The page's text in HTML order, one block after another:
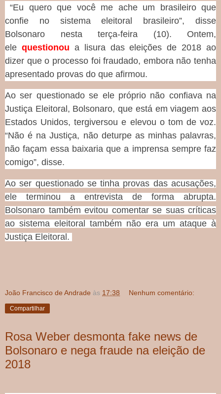
“Eu quero que você me ache um brasileiro que
confie no sistema eleitoral brasileiro”, disse
Bolsonaro nesta terça-feira (10). Ontem,
ele questionou a lisura das eleições de 2018 ao
dizer que o processo foi fraudado, embora não tenha
apresentado provas do que afirmou.
Ao ser questionado se ele próprio não confiava na
Justiça Eleitoral, Bolsonaro, que está em viagem aos
Estados Unidos, tergiversou e elevou o tom de voz.
“Não é na Justiça, não deturpe as minhas palavras,
não façam essa baixaria que a imprensa sempre faz
comigo”, disse.
Ao ser questionado se tinha provas das acusações,
ele terminou a entrevista de forma abrupta.
Bolsonaro também evitou comentar se suas críticas
ao sistema eleitoral também não era um ataque à
Justiça Eleitoral.
João Francisco de Andrade às 17:38 Nenhum comentário:
Compartilhar
Rosa Weber desmonta fake news de
Bolsonaro e nega fraude na eleição de
2018